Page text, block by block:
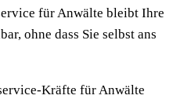
für Anwälte bleibt Ihre
ohne dass Sie selbst ans
Kräfte für Anwälte